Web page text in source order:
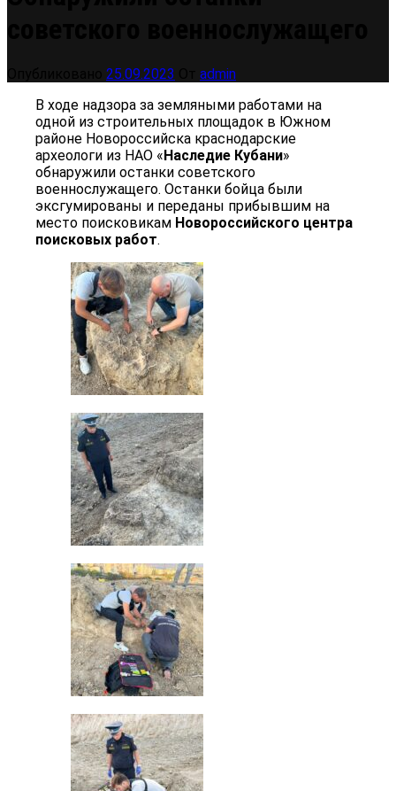
25.09.2023
admin
В ходе надзора за земляными работами на
одной из строительных площадок в Южном
районе Новороссийска краснодарские
археологи из НАО «Наследие Кубани»
обнаружили останки советского
военнослужащего. Останки бойца были
эксгумированы и переданы прибывшим на
место поисковикам Новороссийского центра
поисковых работ.